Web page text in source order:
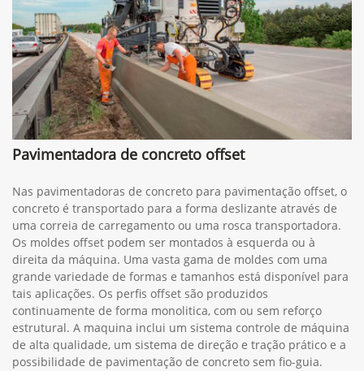
Pavimentadora de concreto offset
Nas pavimentadoras de concreto para pavimentação offset, o
concreto é transportado para a forma deslizante através de
uma correia de carregamento ou uma rosca transportadora.
Os moldes offset podem ser montados à esquerda ou à
direita da máquina. Uma vasta gama de moldes com uma
grande variedade de formas e tamanhos está disponível para
tais aplicações. Os perfis offset são produzidos
continuamente de forma monolitica, com ou sem reforço
estrutural. A maquina inclui um sistema controle de máquina
de alta qualidade, um sistema de direção e tração prático e a
possibilidade de pavimentação de concreto sem fio-guia.